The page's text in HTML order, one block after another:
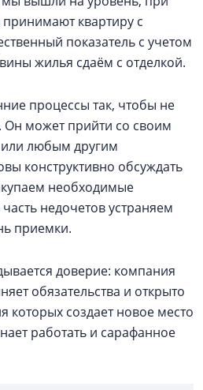
квартиру с
показатель с учетом
жилья сдаём с отделкой.
процессы так, чтобы не
Он может прийти со своим
любым другим
конструктивно обсуждать
необходимые
недочетов устраняем
приемки.
доверие: компания
обязательства и открыто
которых создает новое место
работать и сарафанное